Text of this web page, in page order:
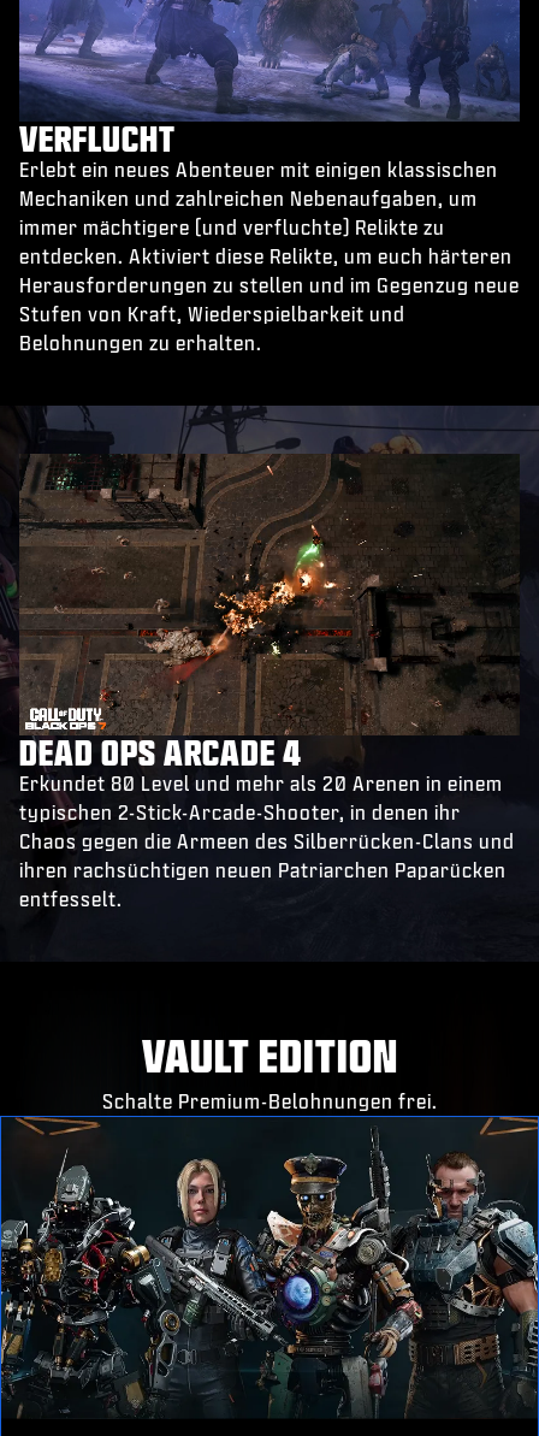
VERFLUCHT
Erlebt ein neues Abenteuer mit einigen klassischen
Mechaniken und zahlreichen Nebenaufgaben, um
immer mächtigere (und verfluchte) Relikte zu
entdecken. Aktiviert diese Relikte, um euch härteren
Herausforderungen zu stellen und im Gegenzug neue
Stufen von Kraft, Wiederspielbarkeit und
Belohnungen zu erhalten.
DEAD OPS ARCADE 4
Erkundet 80 Level und mehr als 20 Arenen in einem
typischen 2-Stick-Arcade-Shooter, in denen ihr
Chaos gegen die Armeen des Silberrücken-Clans und
ihren rachsüchtigen neuen Patriarchen Paparücken
entfesselt.
VAULT EDITION
Schalte Premium-Belohnungen frei.